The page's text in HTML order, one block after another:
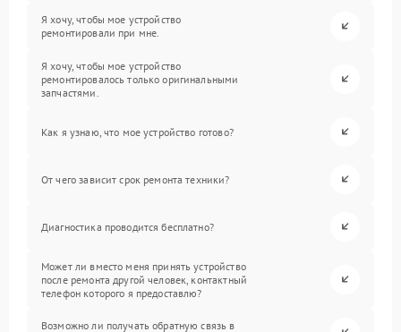
Я хочу, чтобы мое устройство
ремонтировали при мне.
Я хочу, чтобы мое устройство
ремонтировалось только оригинальными
запчастями.
Как я узнаю, что мое устройство готово?
От чего зависит срок ремонта техники?
Диагностика проводится бесплатно?
Может ли вместо меня принять устройство
после ремонта другой человек, контактный
телефон которого я предоставлю?
Возможно ли получать обратную связь в